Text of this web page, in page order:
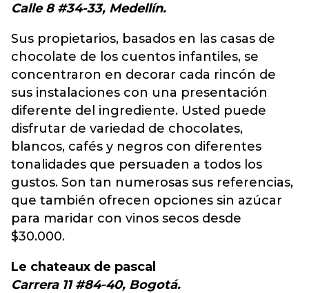
Calle 8 #34-33, Medellín.
Sus propietarios, basados en las casas de
chocolate de los cuentos infantiles, se
concentraron en decorar cada rincón de
sus instalaciones con una presentación
diferente del ingrediente. Usted puede
disfrutar de variedad de chocolates,
blancos, cafés y negros con diferentes
tonalidades que persuaden a todos los
gustos. Son tan numerosas sus referencias,
que también ofrecen opciones sin azúcar
para maridar con vinos secos desde
$30.000.
Le chateaux de pascal
Carrera 11 #84-40, Bogotá.